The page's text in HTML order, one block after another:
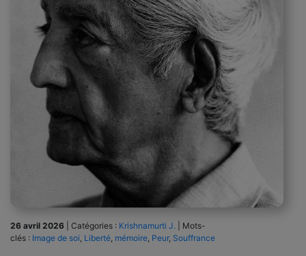
26 avril 2026 Catégories : Krishnamurti J.
Mots-
clés : Image de soi Liberté mémoire Peur, Souffrance